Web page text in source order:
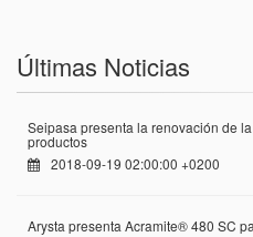
Últimas Noticias
Seipasa presenta la renovación de
productos
2018-09-19 02:00:00 +0200
Arysta presenta Acramite® 480 SC